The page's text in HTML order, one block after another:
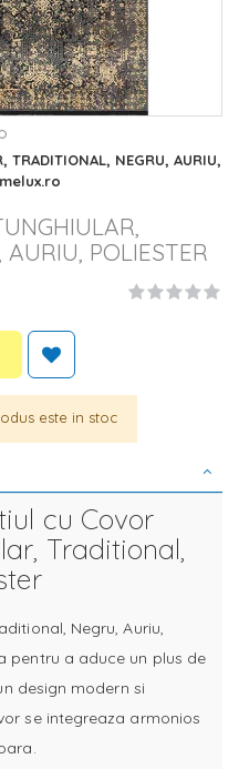
TRADITIONAL, NEGRU, AURIU,
POLIESTER
este in stoc
cu Covor
Traditional,
Negru, Auriu,
pentru a aduce un plus de
design modern si
se integreaza armonios